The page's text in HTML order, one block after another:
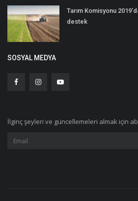
Tarım Komisyonu
destek
SOSYAL MEDYA
İlginç şeyleri ve güncellemeleri almak için